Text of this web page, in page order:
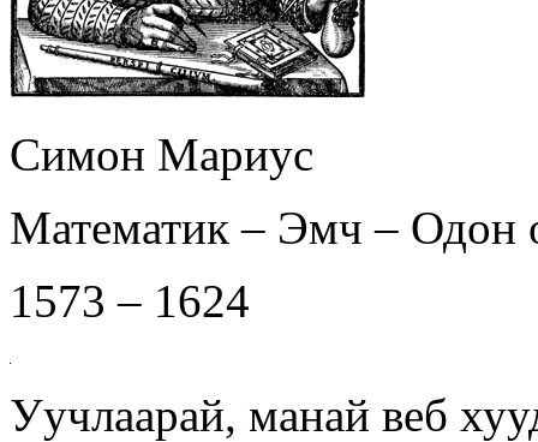
Симон Мариус
Математик – Эмч – Одон
1573 – 1624
Уучлаарай, манай веб